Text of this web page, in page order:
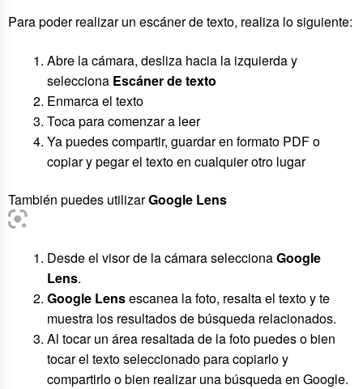
Para poder realizar un escáner de texto, realiza lo siguiente:
Abre la cámara, desliza hacia la izquierda y
selecciona Escáner de texto
Enmarca el texto
Toca para comenzar a leer
Ya puedes compartir, guardar en formato PDF o
copiar y pegar el texto en cualquier otro lugar
También puedes utilizarGoogle Lens
Desde el visor de la cámara seleccionaGoogle
Lens.
Google Lensescanea la foto, resalta el texto y te
muestra los resultados de búsqueda relacionados.
Al tocar un área resaltada de la foto puedes o bien
tocar el texto seleccionado para copiarlo y
compartirlo o bien realizar una búsqueda en Google.